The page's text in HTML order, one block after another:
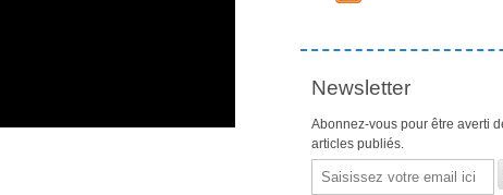
Newsletter
Abonnez-vous pour être averti
articles publiés.
Email